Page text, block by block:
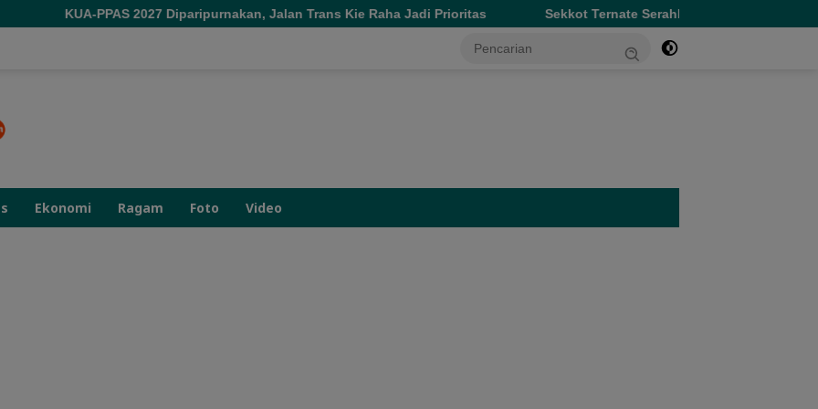
2027 Diparipurnakan, Jalan Trans Kie Raha Jadi Prioritas Sekkot Ternate Serahkan Bantuan Kursi Roda dan Uang
Ekonomi Ragam Foto Video